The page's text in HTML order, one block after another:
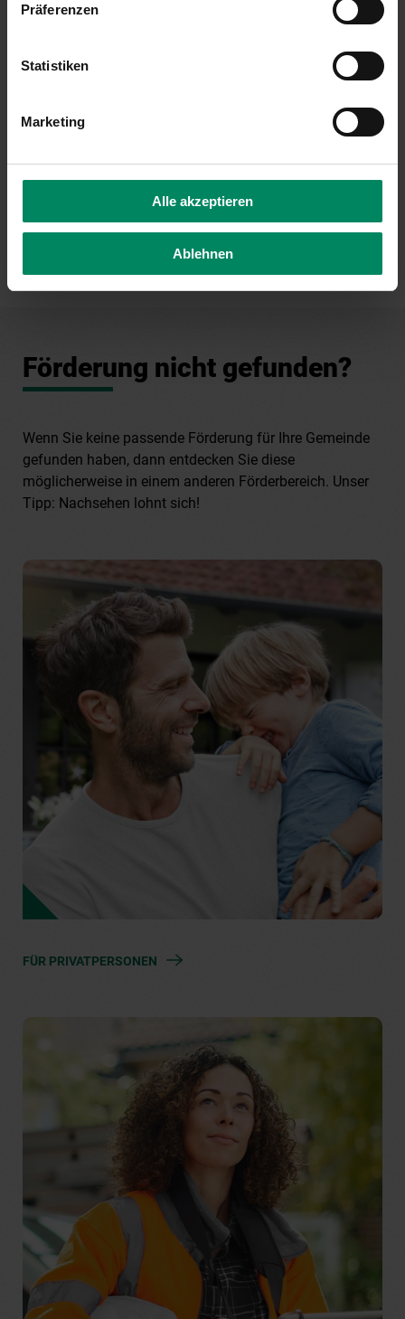
Präferenzen
Statistiken
Marketing
Alle akzeptieren
Ablehnen
Kontakt
01/31 6 31-242
Förderung nicht gefunden?
Wenn Sie keine passende Förderung für Ihre Gemeinde
gefunden haben, dann entdecken Sie diese
möglicherweise in einem anderen Förderbereich. Unser
Tipp: Nachsehen lohnt sich!
FÜR PRIVATPERSONEN